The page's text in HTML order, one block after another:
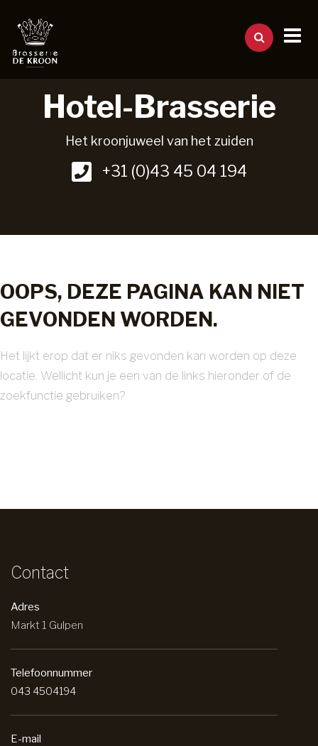
Hotel-Brasserie
Het kroonjuweel van het zuiden
+31 (0)43 45 04 194
OOPS, DEZE PAGINA KAN NIET
GEVONDEN WORDEN.
Het lijkt erop dat er niks gevonden kan worden op deze
locatie. Wellicht kun je een van de links hieronder of de
zoekfunctie gebruiken?
Contact
Adres
Markt 1 Gulpen
Telefoonnummer
043 4504194
E-mail